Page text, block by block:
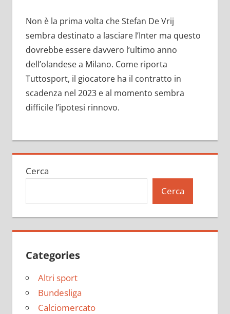
Non è la prima volta che Stefan De Vrij
sembra destinato a lasciare l’Inter ma questo
dovrebbe essere davvero l’ultimo anno
dell’olandese a Milano. Come riporta
Tuttosport, il giocatore ha il contratto in
scadenza nel 2023 e al momento sembra
difficile l’ipotesi rinnovo.
Cerca
Cerca
Categories
Altri sport
Bundesliga
Calciomercato